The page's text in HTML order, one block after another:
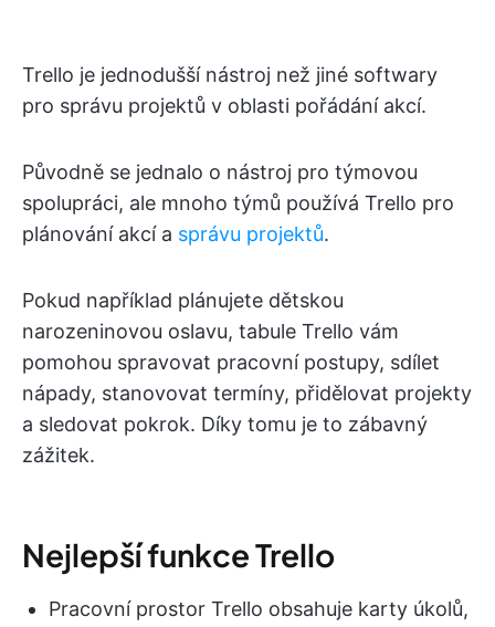
Trello je jednodušší nástroj než jiné softwary
pro správu projektů v oblasti pořádání akcí.
Původně se jednalo o nástroj pro týmovou
spolupráci, ale mnoho týmů používá Trello pro
plánování akcí a správu projektů.
Pokud například plánujete dětskou
narozeninovou oslavu, tabule Trello vám
pomohou spravovat pracovní postupy, sdílet
nápady, stanovovat termíny, přidělovat projekty
a sledovat pokrok. Díky tomu je to zábavný
zážitek.
Nejlepší funkce Trello
Pracovní prostor Trello obsahuje karty úkolů,